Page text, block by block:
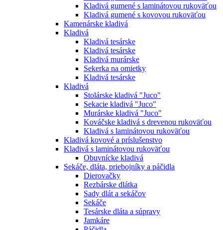
Kladivá gumené s laminátovou rukoväťou
Kladivá gumené s kovovou rukoväťou
Kamenárske kladivá
Kladivá
Kladivá tesárske
Kladivá tesárske
Kladivá murárske
Sekerka na omietky
Kladivá tesárske
Kladivá
Stolárske kladivá "Juco"
Sekacie kladivá "Juco"
Murárske kladivá "Juco"
Kováčske kladivá s drevenou rukoväťou
Kladivá s laminátovou rukoväťou
Kladivá kovové a príslušenstvo
Kladivá s laminátovou rukoväťou
Obuvnícke kladivá
Sekáče, dláta, priebojníky a páčidla
Dierovačky
Rezbárske dlátka
Sady dlát a sekáčov
Sekáče
Tesárske dláta a súpravy
Jamkáre